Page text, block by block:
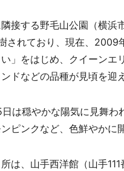
接する野毛山公園（横浜
されており、現在、
」をはじめ、クイーンエ
ドなどの品種が見頃を迎
は穏やかな陽気に見舞わ
ピンクなど、色鮮やかに
は、山手西洋館（山手